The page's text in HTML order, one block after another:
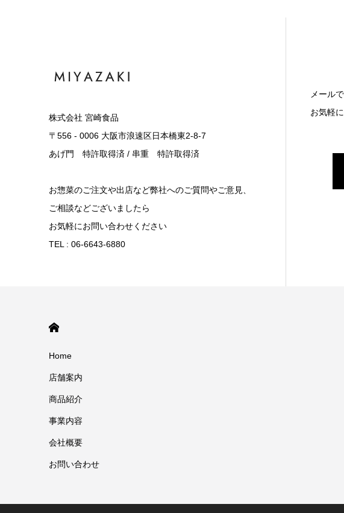
株式会社 宮崎食品
〒556 - 0006 大阪市浪速区日本橋東2-8-7
あげ門 特許取得済 / 串重 特許取得済
お惣菜のご注文や出店など弊社へのご質問やご意見、
ご相談などございましたら
お気軽にお問い合わせください
TEL : 06-6643-6880
メール
お気軽
Home
店舗案内
商品紹介
事業内容
会社概要
お問い合わせ